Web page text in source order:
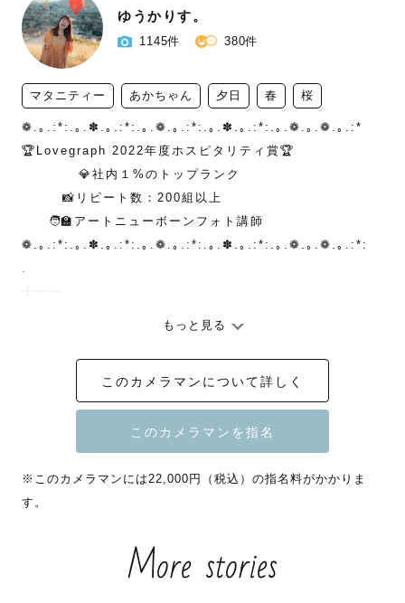
ゆうかりす。
1145件 380件
マタニティー あかちゃん 夕日 春 桜
❁.｡.:*:.｡.✽.｡.:*:.｡.❁.｡.:*:.｡.✽.｡.:*:.｡.❁.｡.❁.｡.:*
🏆Lovegraph 2022年度ホスピタリティ賞🏆
📸リピート数：200組以上
🧑‍🏫アートニューボーンフォト講師
❁.｡.:*:.｡.✽.｡.:*:.｡.❁.｡.:*:.｡.✽.｡.:*:.｡.❁.｡.❁.｡.:*:
.
カメラマンになって7年、ウエディング・マタニティフォト
から始まり
ニューボーン〜七五三　まで同じご家族様を撮影させてい
ただけることが多いです！
数回の撮影を経て一緒に思い出話をしたり、家族の成長を
写真と共に見守らせて頂いております🕊️
もっと見る
このカメラマンについて詳しく
※このカメラマンには22,000円（税込）の指名料がかかりま
す。
More stories